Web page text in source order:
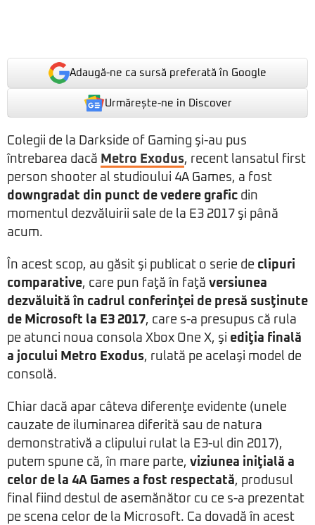
Adaugă-ne ca sursă preferată în Google
Urmărește-ne in Discover
Colegii de la Darkside of Gaming şi-au pus
întrebarea dacă Metro Exodus, recent lansatul first
person shooter al studioului 4A Games, a fost
downgradat din punct de vedere grafic din
momentul dezvăluirii sale de la E3 2017 şi până
acum.
În acest scop, au găsit şi publicat o serie de clipuri
comparative, care pun faţă în faţă versiunea
dezvăluită în cadrul conferinţei de presă susţinute
de Microsoft la E3 2017, care s-a presupus că rula
pe atunci noua consola Xbox One X, şi ediţia finală
a jocului Metro Exodus, rulată pe acelaşi model de
consolă.
Chiar dacă apar câteva diferenţe evidente (unele
cauzate de iluminarea diferită sau de natura
demonstrativă a clipului rulat la E3-ul din 2017),
putem spune că, în mare parte, viziunea iniţială a
celor de la 4A Games a fost respectată, produsul
final fiind destul de asemănător cu ce s-a prezentat
pe scena celor de la Microsoft. Ca dovadă în acest